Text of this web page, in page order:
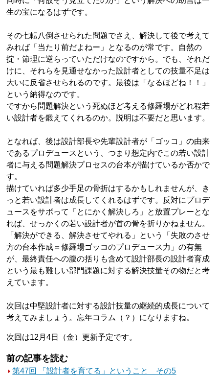
生の宝になるはずです。
その七転八倒させられた問題でさえ、解決して後で考えて
みれば「当たり前だよねー」となるのが常です。自然の
掟・節理に逆らっていただけなのですから。でも、それだ
けに、それらを見通せなかった設計者としての技量不足は
大いに反省させられるのです。最後は「なるほどね！！」
という納得なのです。
ですから問題解決という死ぬほど考える修羅場がどれ程若
い設計者を鍛えてくれるのか。説明は不要だと思います。
となれば、後は設計部長や先輩設計者が「ゴッコ」の由来
であるプロデュースという、つまり想定内でこの若い設計
者に与える問題解決プロセスの台本が描けているか否かで
す。
描けていれば多少手足の骨折はするかもしれませんが、き
っと若い設計者は成長してくれるはずです。反対にプロデ
ュースをサボって「とにかく解決しろ」と放置プレーとな
れば、せっかくの若い設計者が首の骨を折りかねません。
「解決ができる、解決させてやれる」という「失敗のさせ
方の台本作成＝修羅場ゴッコのプロデュース力」の有無
が、最終責任への腹の括りも含めて設計部長の設計者育成
という最も難しい部門課題に対する解決技量その物だと考
えています。
次回は中堅設計者に対する設計技量の継続的成長について
考えてみましょう。忘年コラム（？）になりますね。
次回は12月4日（金）更新予定です。
前の記事を読む
第47回 「設計者を育てる」ということ その5